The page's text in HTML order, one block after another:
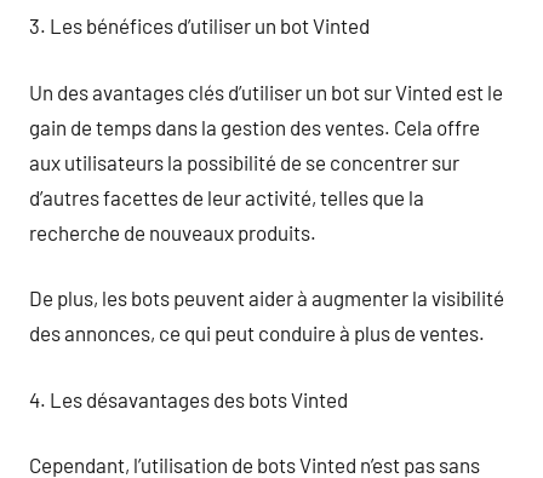
3. Les bénéfices d’utiliser un bot Vinted
Un des avantages clés d’utiliser un bot sur Vinted est le
gain de temps dans la gestion des ventes. Cela offre
aux utilisateurs la possibilité de se concentrer sur
d’autres facettes de leur activité, telles que la
recherche de nouveaux produits.
De plus, les bots peuvent aider à augmenter la visibilité
des annonces, ce qui peut conduire à plus de ventes.
4. Les désavantages des bots Vinted
Cependant, l’utilisation de bots Vinted n’est pas sans